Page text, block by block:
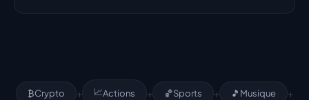
₿Crypto + 📈Actions + 🏀Sports + 🎵 Musique +